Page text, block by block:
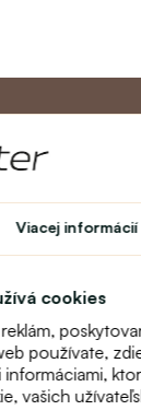
Viacej informácií
cookies
používate,
vašich